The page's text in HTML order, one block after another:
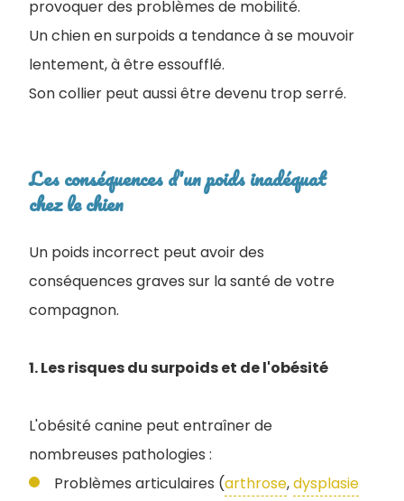
provoquer des problèmes de mobilité.
Un chien en surpoids a tendance à se mouvoir
lentement, à être essoufflé.
Son collier peut aussi être devenu trop serré.
Les conséquences d'un poids inadéquat
chez le chien
Un poids incorrect peut avoir des
conséquences graves sur la santé de votre
compagnon.
1. Les risques du surpoids et de l'obésité
L'obésité canine peut entraîner de
nombreuses pathologies :
Problèmes articulaires (arthrose,dysplasie